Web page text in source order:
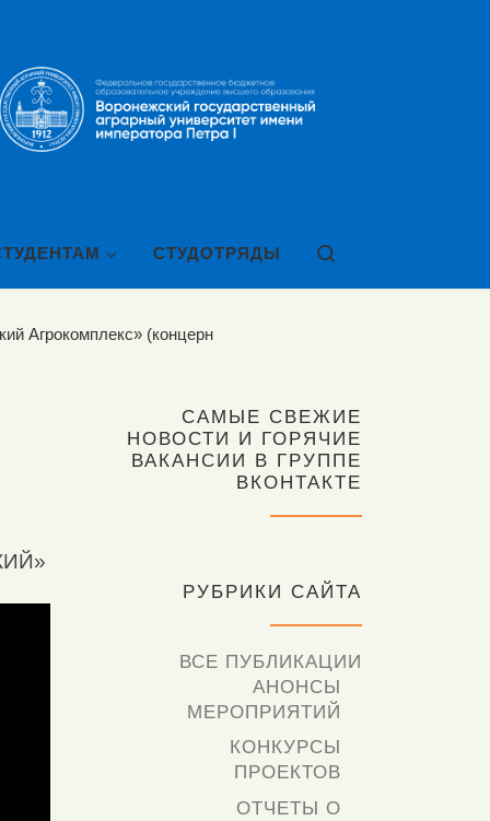
СТУДОТРЯДЫ
Агрокомплекс» (концерн
САМЫЕ СВЕЖИЕ
НОВОСТИ И ГОРЯЧИЕ
ВАКАНСИИ В ГРУППЕ
ВКОНТАКТЕ
РУБРИКИ САЙТА
ВСЕ ПУБЛИКАЦИИ
АНОНСЫ
МЕРОПРИЯТИЙ
КОНКУРСЫ
ПРОЕКТОВ
ОТЧЕТЫ О